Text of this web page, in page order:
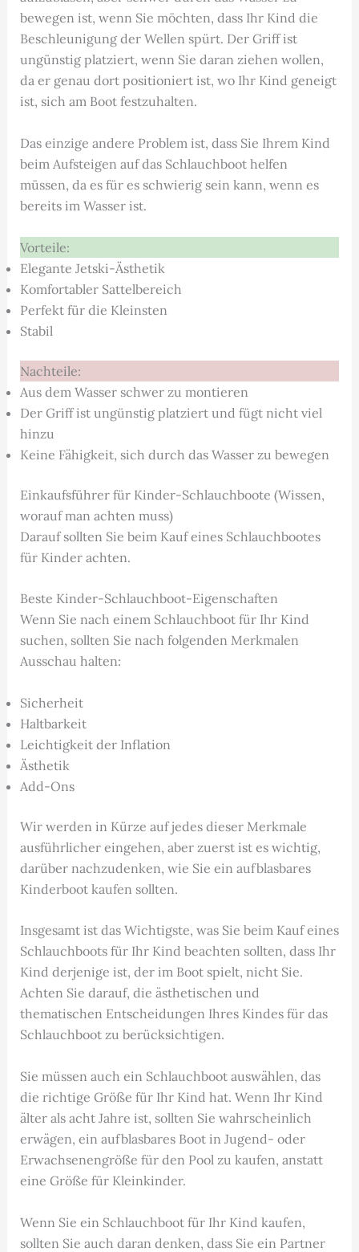
bewegen ist, wenn Sie möchten, dass Ihr Kind die
Beschleunigung der Wellen spürt. Der Griff ist
ungünstig platziert, wenn Sie daran ziehen wollen,
da er genau dort positioniert ist, wo Ihr Kind geneigt
ist, sich am Boot festzuhalten.
Das einzige andere Problem ist, dass Sie Ihrem Kind
beim Aufsteigen auf das Schlauchboot helfen
müssen, da es für es schwierig sein kann, wenn es
bereits im Wasser ist.
Vorteile:
Elegante Jetski-Ästhetik
Komfortabler Sattelbereich
Perfekt für die Kleinsten
Stabil
Nachteile:
Aus dem Wasser schwer zu montieren
Der Griff ist ungünstig platziert und fügt nicht viel
hinzu
Keine Fähigkeit, sich durch das Wasser zu bewegen
Einkaufsführer für Kinder-Schlauchboote (Wissen,
worauf man achten muss)
Darauf sollten Sie beim Kauf eines Schlauchbootes
für Kinder achten.
Beste Kinder-Schlauchboot-Eigenschaften
Wenn Sie nach einem Schlauchboot für Ihr Kind
suchen, sollten Sie nach folgenden Merkmalen
Ausschau halten:
Sicherheit
Haltbarkeit
Leichtigkeit der Inflation
Ästhetik
Add-Ons
Wir werden in Kürze auf jedes dieser Merkmale
ausführlicher eingehen, aber zuerst ist es wichtig,
darüber nachzudenken, wie Sie ein aufblasbares
Kinderboot kaufen sollten.
Insgesamt ist das Wichtigste, was Sie beim Kauf eines
Schlauchboots für Ihr Kind beachten sollten, dass Ihr
Kind derjenige ist, der im Boot spielt, nicht Sie.
Achten Sie darauf, die ästhetischen und
thematischen Entscheidungen Ihres Kindes für das
Schlauchboot zu berücksichtigen.
Sie müssen auch ein Schlauchboot auswählen, das
die richtige Größe für Ihr Kind hat. Wenn Ihr Kind
älter als acht Jahre ist, sollten Sie wahrscheinlich
erwägen, ein aufblasbares Boot in Jugend- oder
Erwachsenengröße für den Pool zu kaufen, anstatt
eine Größe für Kleinkinder.
Wenn Sie ein Schlauchboot für Ihr Kind kaufen,
sollten Sie auch daran denken, dass Sie ein Partner